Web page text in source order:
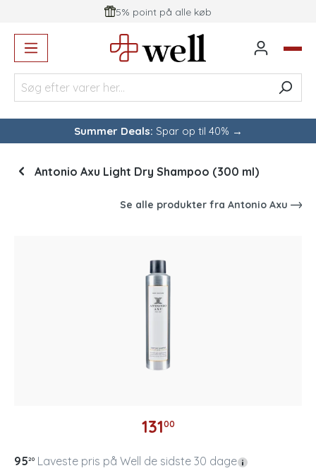
5% point på alle køb
Summer Deals: Spar op til 40% →
Antonio Axu Light Dry Shampoo (300 ml)
Se alle produkter fra Antonio Axu
13100
9520 Laveste pris på Well de sidste 30 dage